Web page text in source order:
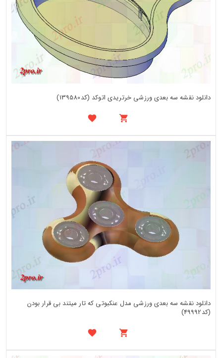
دانلود نقشه سه بعدی ورزشی خرتریدی اتوکد (کد139580)
دانلود نقشه سه بعدی ورزشی مدل عنکبوتی که تار میتند بی قرار بودن
(کد49992)